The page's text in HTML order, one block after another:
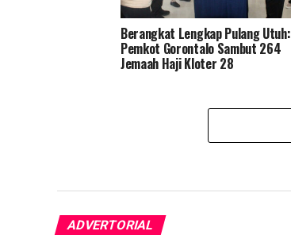
Berangkat Lengkap Pulang Utuh:
Pemkot Gorontalo Sambut 264
Jemaah Haji Kloter 28
ADVERTORIAL